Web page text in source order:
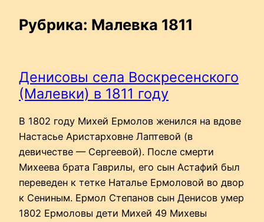
Рубрика: Малевка 1811
Денисовы села Воскресенского
(Малевки) в 1811 году
В 1802 году Михей Ермолов женился на вдове
Настасье Аристарховне Лаптевой (в
девичестве — Сергеевой). После смерти
Михеева брата Гаврилы, его сын Астафий был
переведен к тетке Наталье Ермоловой во двор
к Сениным. Ермол Степанов сын Денисов умер
1802 Ермоловы дети Михей 49 Михевы